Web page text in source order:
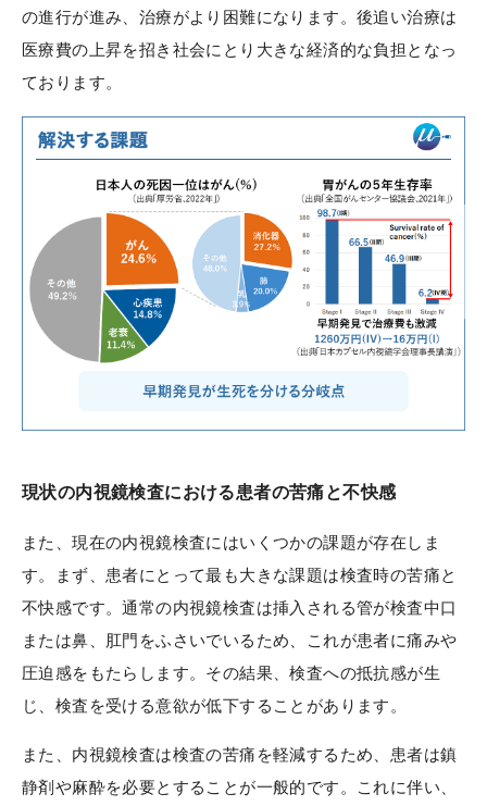
の進行が進み、治療がより困難になります。後追い治療は
医療費の上昇を招き社会にとり大きな経済的な負担となっ
ております。
現状の内視鏡検査における患者の苦痛と不快感
また、現在の内視鏡検査にはいくつかの課題が存在しま
す。まず、患者にとって最も大きな課題は検査時の苦痛と
不快感です。通常の内視鏡検査は挿入される管が検査中口
または鼻、肛門をふさいでいるため、これが患者に痛みや
圧迫感をもたらします。その結果、検査への抵抗感が生
じ、検査を受ける意欲が低下することがあります。
また、内視鏡検査は検査の苦痛を軽減するため、患者は鎮
静剤や麻酔を必要とすることが一般的です。これに伴い、